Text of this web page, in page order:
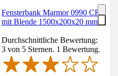
Fensterbank Marmor 0990 CR
mit Blende 1500x200x20 mm
Durchschnittliche Bewertung:
3 von 5 Sternen. 1 Bewertung.